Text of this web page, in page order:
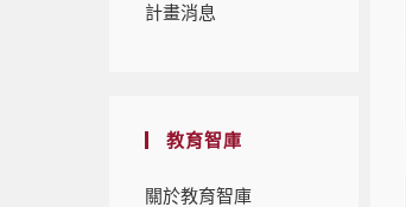
計畫消息
教育智庫
關於教育智庫